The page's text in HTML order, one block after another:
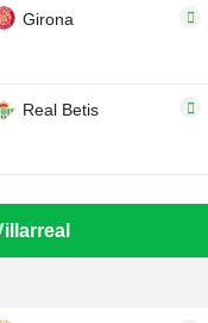
Girona
Real Betis